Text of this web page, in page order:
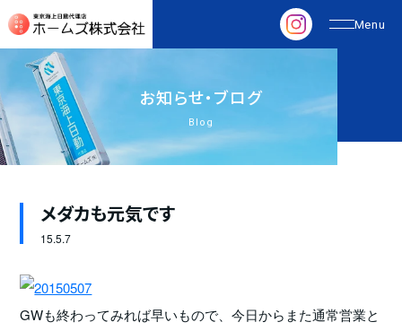
お知らせ・ブログ
Blog
メダカも元気です
15.5.7
GWも終わってみれば早いもので、今日からまた通常営業と